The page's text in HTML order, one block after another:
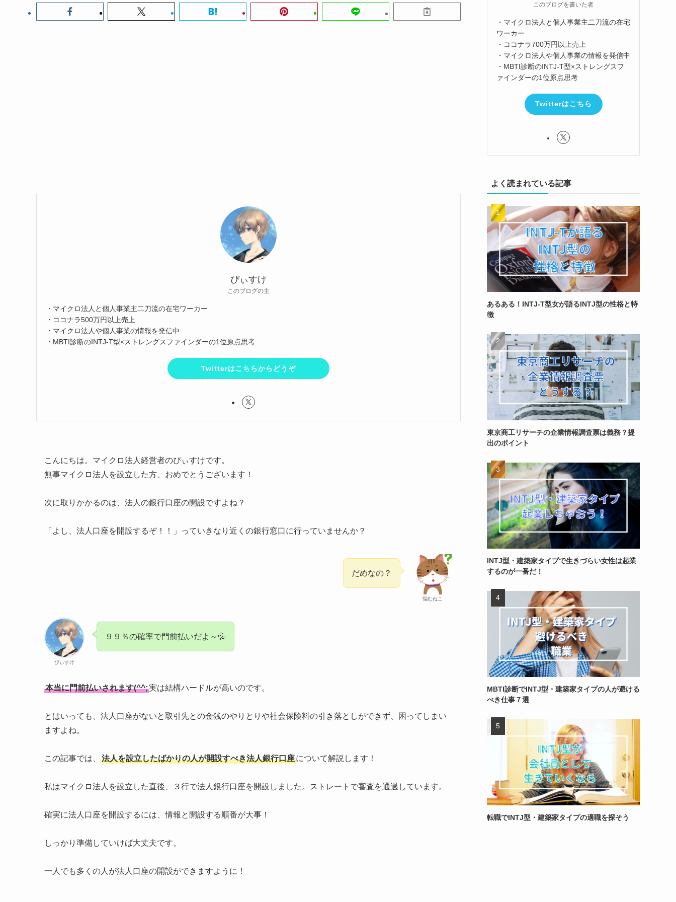
ぴぃすけ
このブログの主
・マイクロ法人と個人事業主二刀流の在宅ワーカー
・ココナラ500万円以上売上
・マイクロ法人や個人事業の情報を発信中
・MBTI診断のINTJ-T型×ストレングスファインダーの1位原点思考
Twitterはこちらからどうぞ
こんにちは。マイクロ法人経営者のぴぃすけです。
無事マイクロ法人を設立した方、おめでとうございます！
次に取りかかるのは、法人の銀行口座の開設ですよね？
「よし、法人口座を開設するぞ！！」っていきなり近くの銀行窓口に行っていませんか？
悩むねこ
だめなの？
ぴぃすけ
９９％の確率で門前払いだよ～💦
本当に門前払いされます(^^;実は結構ハードルが高いのです。
とはいっても、法人口座がないと取引先との金銭のやりとりや社会保険料の引き落としができず、困ってしまい
ますよね。
この記事では、 法人を設立したばかりの人が開設すべき法人銀行口座について解説します！
私はマイクロ法人を設立した直後、３行で法人銀行口座を開設しました。ストレートで審査を通過しています。
確実に法人口座を開設するには、情報と開設する順番が大事！
しっかり準備していけば大丈夫です。
一人でも多くの人が法人口座の開設ができますように！
このブログを書いた者
・マイクロ法人と個人事業主二刀流の在宅
ワーカー
・ココナラ700万円以上売上
・マイクロ法人や個人事業の情報を発信中
・MBTI診断のINTJ-T型×ストレングスフ
ァインダーの1位原点思考
Twitterはこちら
よく読まれている記事
あるある！INTJ-T型女が語るINTJ型の性格と特
徴
東京商工リサーチの企業情報調査票は義務？提
出のポイント
INTJ型・建築家タイプで生きづらい女性は起業
するのが一番だ！
MBTI診断でINTJ型・建築家タイプの人が避ける
べき仕事７選
転職でINTJ型・建築家タイプの適職を探そう